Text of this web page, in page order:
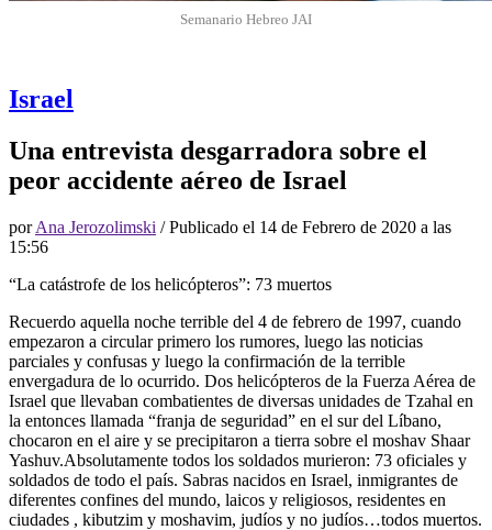
Semanario Hebreo JAI
Israel
Una entrevista desgarradora sobre el
peor accidente aéreo de Israel
porAna Jerozolimski / Publicado el 14 de Febrero de 2020 a las
15:56
“La catástrofe de los helicópteros”: 73 muertos
Recuerdo aquella noche terrible del 4 de febrero de 1997, cuando
empezaron a circular primero los rumores, luego las noticias
parciales y confusas y luego la confirmación de la terrible
envergadura de lo ocurrido. Dos helicópteros de la Fuerza Aérea de
Israel que llevaban combatientes de diversas unidades de Tzahal en
la entonces llamada “franja de seguridad” en el sur del Líbano,
chocaron en el aire y se precipitaron a tierra sobre el moshav Shaar
Yashuv.Absolutamente todos los soldados murieron: 73 oficiales y
soldados de todo el país. Sabras nacidos en Israel, inmigrantes de
diferentes confines del mundo, laicos y religiosos, residentes en
ciudades , kibutzim y moshavim, judíos y no judíos…todos muertos.